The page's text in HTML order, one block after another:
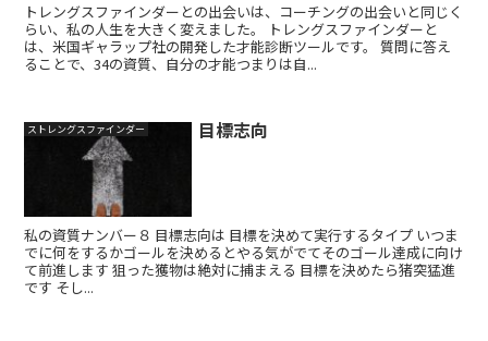
トレングスファインダーとの出会いは、コーチングの出会いと同じく
らい、私の人生を大きく変えました。 トレングスファインダーと
は、米国ギャラップ社の開発した才能診断ツールです。 質問に答え
ることで、34の資質、自分の才能つまりは自...
ストレングスファインダー 目標志向
私の資質ナンバー８ 目標志向は 目標を決めて実行するタイプ いつま
でに何をするかゴールを決めるとやる気がでてそのゴール達成に向け
て前進します 狙った獲物は絶対に捕まえる 目標を決めたら猪突猛進
です そし...